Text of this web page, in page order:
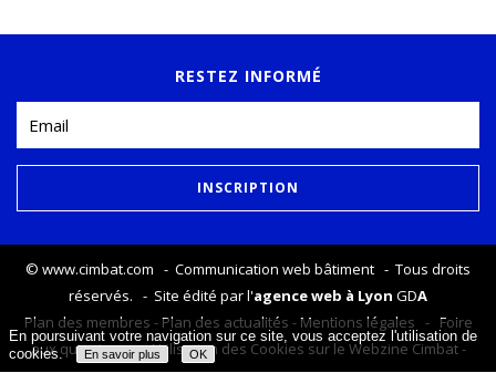
RESTEZ INFORMÉ
© www.cimbat.com - Communication web bâtiment - Tous droits
réservés. - Site édité par l'agence web à Lyon GDA
Plan des membres -Plan des actualités -Mentions légales - Foire
aux questions-Utilisation des Cookies sur le Webzine Cimbat-
En poursuivant votre navigation sur ce site, vous acceptez l'utilisation de
cookies.
En savoir plus OK